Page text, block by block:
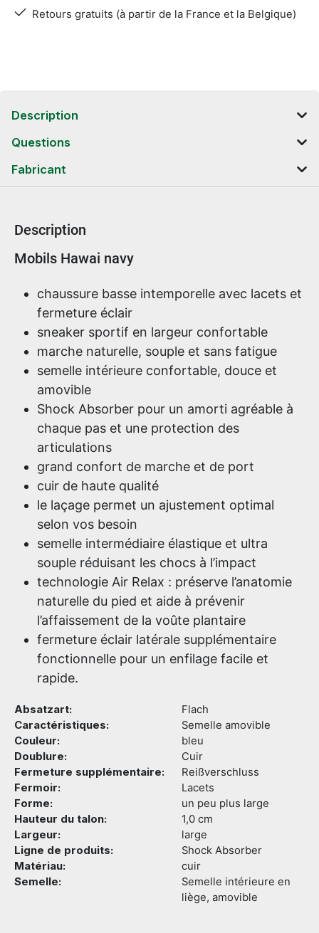
Retours gratuits (à partir de la France et la Belgique)
Description
Questions
Fabricant
Description
Informations sur le produit
Mobils Hawai navy
chaussure basse intemporelle avec lacets et
fermeture éclair
sneaker sportif en largeur confortable
marche naturelle, souple et sans fatigue
semelle intérieure confortable, douce et
amovible
Shock Absorber pour un amorti agréable à
chaque pas et une protection des
articulations
grand confort de marche et de port
cuir de haute qualité
le laçage permet un ajustement optimal
selon vos besoin
semelle intermédiaire élastique et ultra
souple réduisant les chocs à l’impact
technologie Air Relax : préserve l’anatomie
naturelle du pied et aide à prévenir
l’affaissement de la voûte plantaire
fermeture éclair latérale supplémentaire
fonctionnelle pour un enfilage facile et
rapide.
Absatzart:
Flach
Caractéristiques:
Semelle amovible
Couleur:
bleu
Doublure:
Cuir
Fermeture supplémentaire:
Reißverschluss
Fermoir:
Lacets
Forme:
un peu plus large
Hauteur du talon:
1,0 cm
Largeur:
large
Ligne de produits:
Shock Absorber
Matériau:
cuir
Semelle:
Semelle intérieure en
liège, amovible